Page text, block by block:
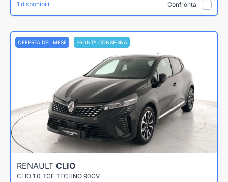
1 disponibili Confronta
OFFERTA DEL MESE PRONTA CONSEGNA
RENAULT CLIO
CLIO 1.0 TCE TECHNO 90CV